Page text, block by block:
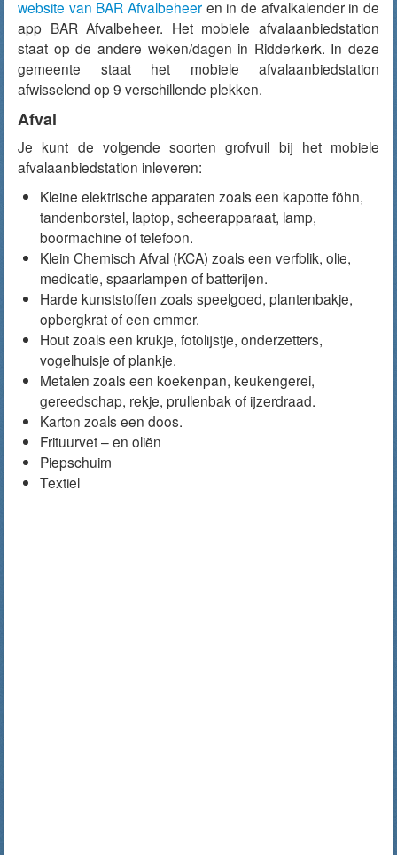
website van BAR Afvalbeheer en in de afvalkalender in de
app BAR Afvalbeheer. Het mobiele afvalaanbiedstation
staat op de andere weken/dagen in Ridderkerk. In deze
gemeente staat het mobiele afvalaanbiedstation
afwisselend op 9 verschillende plekken.
Afval
Je kunt de volgende soorten grofvuil bij het mobiele
afvalaanbiedstation inleveren:
Kleine elektrische apparaten zoals een kapotte föhn,
tandenborstel, laptop, scheerapparaat, lamp,
boormachine of telefoon.
Klein Chemisch Afval (KCA) zoals een verfblik, olie,
medicatie, spaarlampen of batterijen.
Harde kunststoffen zoals speelgoed, plantenbakje,
opbergkrat of een emmer.
Hout zoals een krukje, fotolijstje, onderzetters,
vogelhuisje of plankje.
Metalen zoals een koekenpan, keukengerei,
gereedschap, rekje, prullenbak of ijzerdraad.
Karton zoals een doos.
Frituurvet – en oliën
Piepschuim
Textiel